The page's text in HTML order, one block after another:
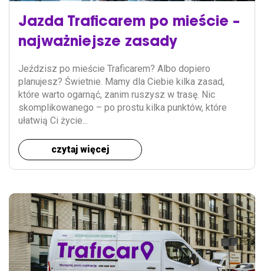
Jazda Traficarem po mieście –
najważniejsze zasady
Jeździsz po mieście Traficarem? Albo dopiero
planujesz? Świetnie. Mamy dla Ciebie kilka zasad,
które warto ogarnąć, zanim ruszysz w trasę. Nic
skomplikowanego – po prostu kilka punktów, które
ułatwią Ci życie...
czytaj więcej